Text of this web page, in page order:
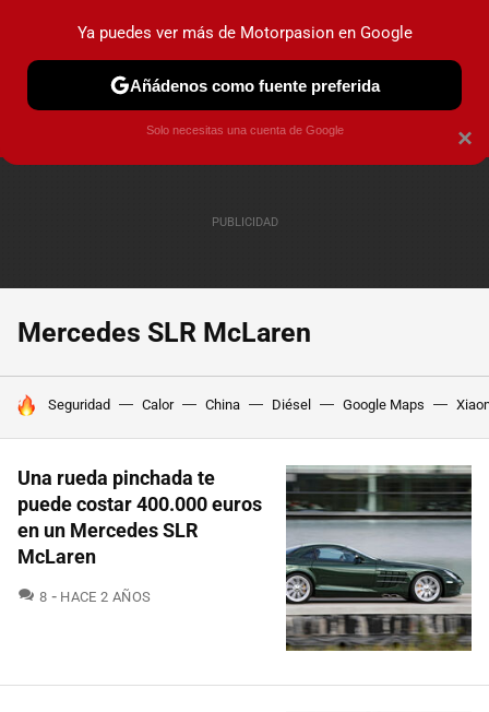
PRUEBAS COCHES ELÉCTRICOS OBSERVATORIO
Mercedes SLR McLaren
HOY SE HABLA DE
Seguridad Calor China Diésel Google Maps
Una rueda pinchada te
puede costar 400.000 euros
en un Mercedes SLR
McLaren
8 COMENTARIOS
HACE 2 AÑOS
×
Ya puedes ver más de Motorpasion en Google
Añádenos como fuente preferida
Solo necesitas una cuenta de Google